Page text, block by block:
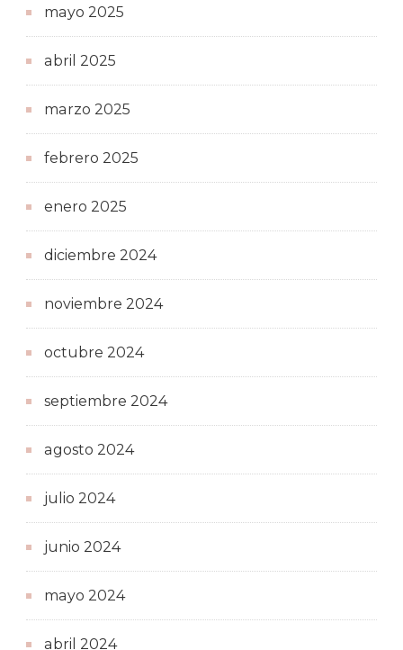
mayo 2025
abril 2025
marzo 2025
febrero 2025
enero 2025
diciembre 2024
noviembre 2024
octubre 2024
septiembre 2024
agosto 2024
julio 2024
junio 2024
mayo 2024
abril 2024